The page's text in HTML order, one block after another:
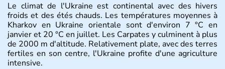
Le climat de l'Ukraine est continental avec des hivers
froids et des étés chauds. Les températures moyennes à
Kharkov en Ukraine orientale sont d'environ 7 °C en
janvier et 20 °C en juillet. Les Carpates y culminent à plus
de 2000 m d'altitude. Relativement plate, avec des terres
fertiles en son centre, l'Ukraine profite d'une agriculture
intensive.